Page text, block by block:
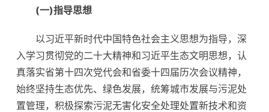
(一)指导思想
以习近平新时代中国特色社会主义思想为指导，深
入学习贯彻党的二十大精神和习近平生态文明思想，认
真落实省第十四次党代会和省委十四届历次会议精神，
始终坚持生态优先、绿色发展，统筹城市发展与污泥处
置管理，积极探索污泥无害化安全处理处置新技术和资